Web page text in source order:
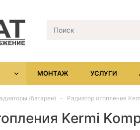
МОНТАЖ УСЛУГИ
(батареи) Радиатор отопления
Kermi